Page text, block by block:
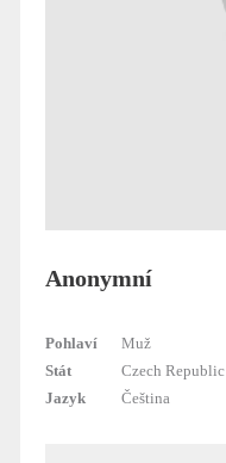
Anonymní
Pohlaví
Muž
Stát
Czech Republic
Jazyk
Čeština